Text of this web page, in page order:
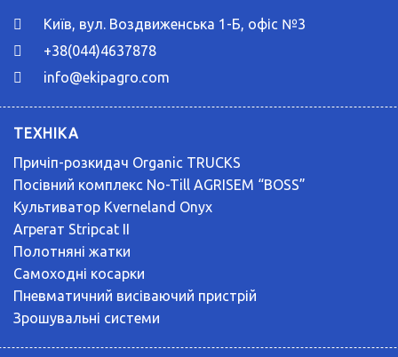
Київ, вул. Воздвиженська 1-Б, офіс №3
+38(044)4637878
info@ekipagro.com
ТЕХНІКА
Причіп-розкидач Organic TRUCKS
Посівний комплекс No-Till AGRISEM “BOSS”
Культиватор Kverneland Onyx
Агрегат Stripcat II
Полотняні жатки
Самоходні косарки
Пневматичний висіваючий пристрій
Зрошувальні системи